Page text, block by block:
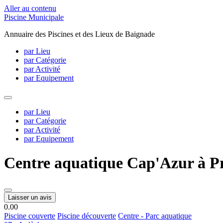
Aller au contenu
Piscine Municipale
Annuaire des Piscines et des Lieux de Baignade
par Lieu
par Catégorie
par Activité
par Equipement
par Lieu
par Catégorie
par Activité
par Equipement
Centre aquatique Cap'Azur à
Laisser un avis
0.00
Piscine couverte Piscine découverte Centre - Parc aquatique